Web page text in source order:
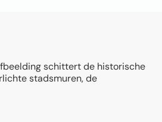
schittert de historische
stadsmuren, de